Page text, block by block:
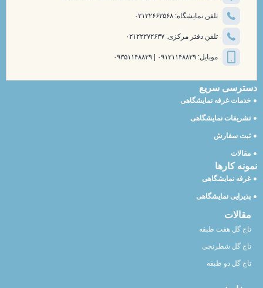
تلفن نمایشگاه: ۰۲۱۲۲۶۶۲۵۶۸
تلفن دفتر مرکزی: ۰۲۱۲۲۲۷۲۶۳۷
موبایل: ۰۹۱۲۱۱۴۸۸۲۹ | ۰۹۳۵۱۱۴۸۸۲۹
دسترسی سریع
خدمات غرفه نمایشگاهی
تشریفات نمایشگاهی
ثبت سفارش
مقالات
نمونه کارها
غرفه نمایشگاهی
پذیرایی نمایشگاهی
مقالات
تاج گل هفت طبقه
تاج گل شطرنجی
تاج گل دو طبقه